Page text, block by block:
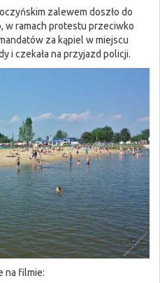
zalewem doszło do
w ramach protestu przeciwko
za kąpiel w miejscu
i czekała na przyjazd policji.
na filmie: